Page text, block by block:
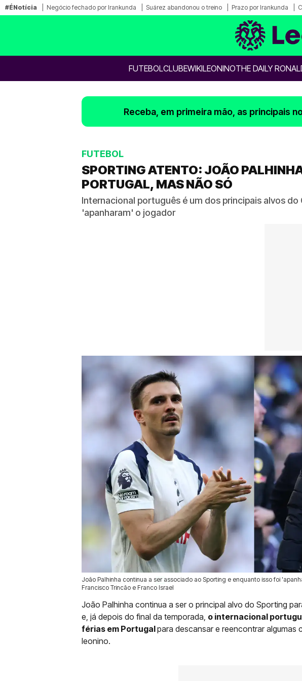
#ÉNotícia Negócio fechado por Irankunda Suárez abandonou o treino Prazo por Irankunda
FUTEBOLCLUBEWIKILEONINOTHE DAILY
Receba, em primeira mão, as principais
FUTEBOL
SPORTING ATENTO: JOÃO
PORTUGAL, MAS NÃO SÓ
Internacional português é um dos principais alvos
'apanharam' o jogador
João Palhinha continua a ser associado ao Sporting e enquanto isso foi
Francisco Trincão e Franco Israel
27 Mai 2026 | 09:57 | 0
João Palhinha continua a ser o principal alvo do Sporting
e, já depois do final da temporada, o internacional
férias em Portugalpara descansar e reencontrar algumas
leonino.